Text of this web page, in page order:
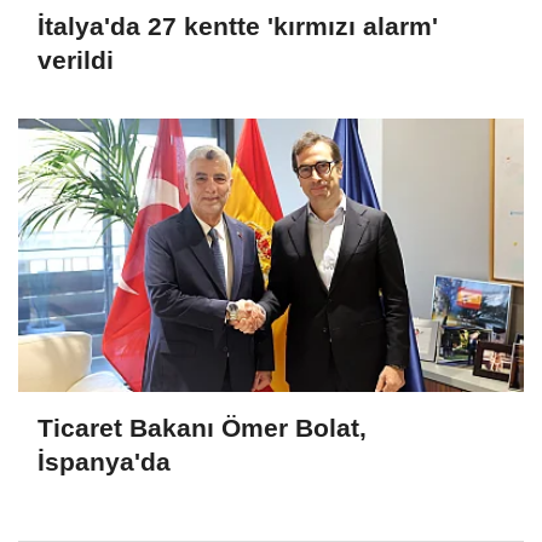
İtalya'da 27 kentte 'kırmızı alarm'
verildi
Ticaret Bakanı Ömer Bolat,
İspanya'da